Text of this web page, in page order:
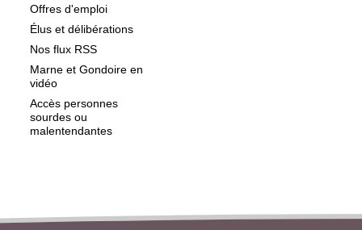
Offres d'emploi
Élus et délibérations
Nos flux RSS
Marne et Gondoire en
vidéo
Accès personnes
sourdes ou
malentendantes